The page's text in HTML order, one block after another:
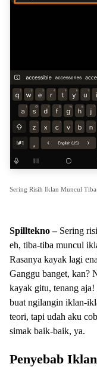
Sering Risih Iklan Muncul
Spilltekno – Sering
eh, tiba-tiba muncul
Rasanya kayak lagi
Ganggu banget, kan?
kayak gitu, tenang
buat ngilangin iklan-
teori, tapi udah aku
simak baik-baik, ya.
Penyebab